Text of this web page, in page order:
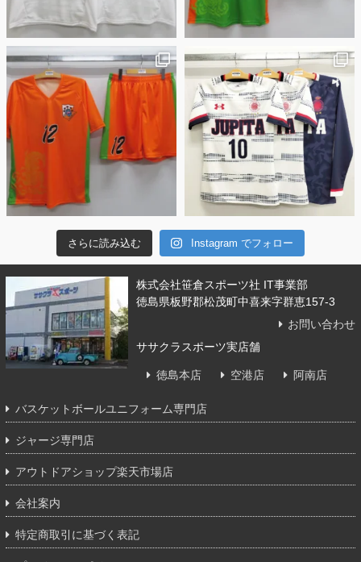
さらに読み込む Instagram でフォロー
株式会社笹倉スポーツ社 IT事業部
徳島県板野郡松茂町中喜来字群恵157-3
お問い合わせ
ササクラスポーツ実店舗
徳島本店 空港店 阿南店
バスケットボールユニフォーム専門店
ジャージ専門店
アウトドアショップ楽天市場店
会社案内
特定商取引に基づく表記